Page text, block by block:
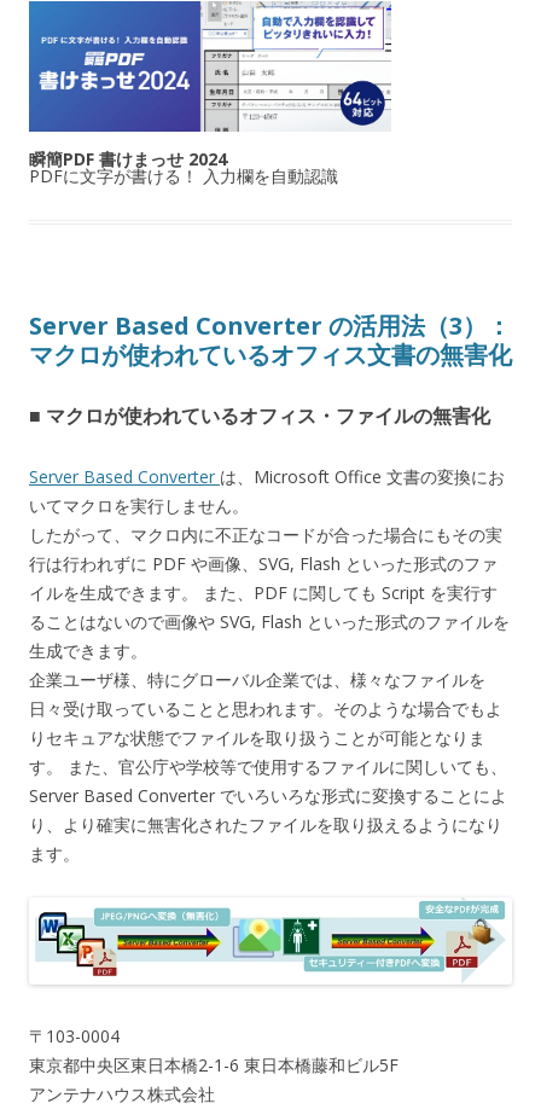
瞬簡PDF 書けまっせ 2024
PDFに文字が書ける！ 入力欄を自動認識
Server Based Converter の活用法（3）：
マクロが使われているオフィス文書の無害化
■ マクロが使われているオフィス・ファイルの無害化
Server Based Converter は、Microsoft Office 文書の変換にお
いてマクロを実行しません。
したがって、マクロ内に不正なコードが合った場合にもその実
行は行われずに PDF や画像、SVG, Flash といった形式のファ
イルを生成できます。 また、PDF に関しても Script を実行す
ることはないので画像や SVG, Flash といった形式のファイルを
生成できます。
企業ユーザ様、特にグローバル企業では、様々なファイルを
日々受け取っていることと思われます。そのような場合でもよ
りセキュアな状態でファイルを取り扱うことが可能となりま
す。 また、官公庁や学校等で使用するファイルに関しいても、
Server Based Converter でいろいろな形式に変換することによ
り、より確実に無害化されたファイルを取り扱えるようになり
ます。
〒103-0004
東京都中央区東日本橋2-1-6 東日本橋藤和ビル5F
アンテナハウス株式会社